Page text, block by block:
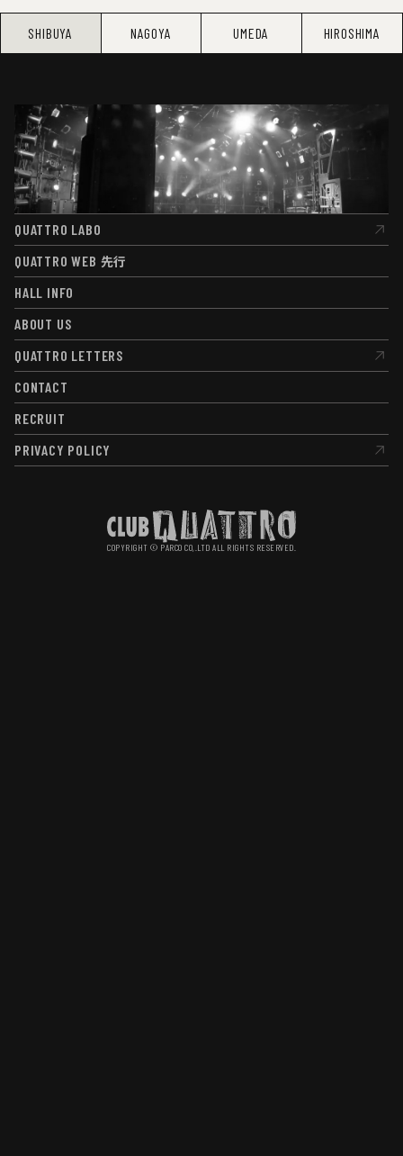
SHIBUYA NAGOYA UMEDA HIROSHIMA
QUATTRO LABO
QUATTRO LABO
QUATTRO WEB 先行
QUATTRO WEB先行
HALL INFO
HALL INFO
ABOUT US
ABOUT US
QUATTRO LETTERS
QUATTRO LETTERS
CONTACT
CONTACT
RECRUIT
RECRUIT
PRIVACY POLICY
PRIVACY POLICY
COPYRIGHT © PARCO CO,.LTD ALL RIGHTS RESERVED.